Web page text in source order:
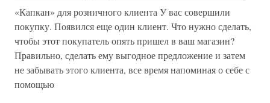
«Капкан» для розничного клиента У вас совершили
покупку. Появился еще один клиент. Что нужно сделать,
чтобы этот покупатель опять пришел в ваш магазин?
Правильно, сделать ему выгодное предложение и затем
не забывать этого клиента, все время напоминая о себе с
помощью